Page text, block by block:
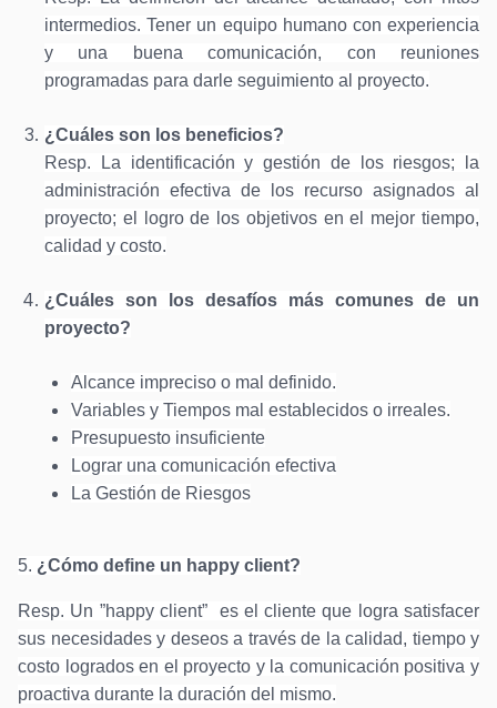
intermedios. Tener un equipo humano con experiencia
y una buena comunicación, con reuniones
programadas para darle seguimiento al proyecto.
¿Cuáles son los beneficios?
Resp. La identificación y gestión de los riesgos; la
administración efectiva de los recurso asignados al
proyecto; el logro de los objetivos en el mejor tiempo,
calidad y costo.
¿Cuáles son los desafíos más comunes de un
proyecto?
Alcance impreciso o mal definido.
Variables y Tiempos mal establecidos o irreales.
Presupuesto insuficiente
Lograr una comunicación efectiva
La Gestión de Riesgos
5. ¿Cómo define un happy client?
Resp. Un ”happy client” es el cliente que logra satisfacer
sus necesidades y deseos a través de la calidad, tiempo y
costo logrados en el proyecto y la comunicación positiva y
proactiva durante la duración del mismo.